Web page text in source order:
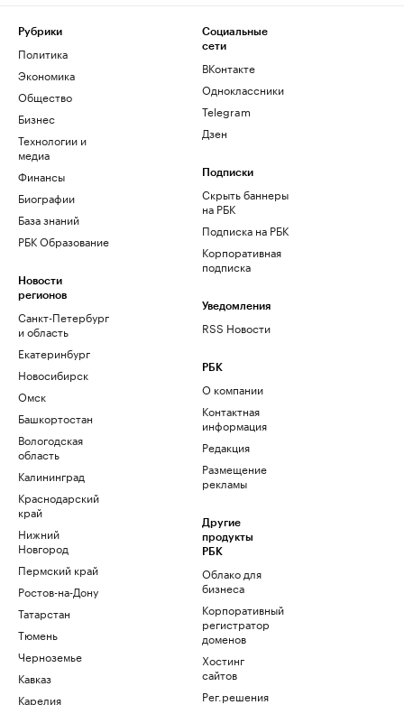
Рубрики
Политика
Экономика
Общество
Бизнес
Технологии и
медиа
Финансы
Биографии
База знаний
РБК Образование
Новости
регионов
Санкт-Петербург
и область
Екатеринбург
Новосибирск
Омск
Башкортостан
Вологодская
область
Калининград
Краснодарский
край
Нижний
Новгород
Пермский край
Ростов-на-Дону
Татарстан
Тюмень
Черноземье
Кавказ
Карелия
Социальные
сети
ВКонтакте
Одноклассники
Telegram
Дзен
Подписки
Скрыть баннеры
на РБК
Подписка на РБК
Корпоративная
подписка
Уведомления
RSS Новости
РБК
О компании
Контактная
информация
Редакция
Размещение
рекламы
Другие
продукты
РБК
Облако для
бизнеса
Корпоративный
регистратор
доменов
Хостинг
сайтов
Рег.решения